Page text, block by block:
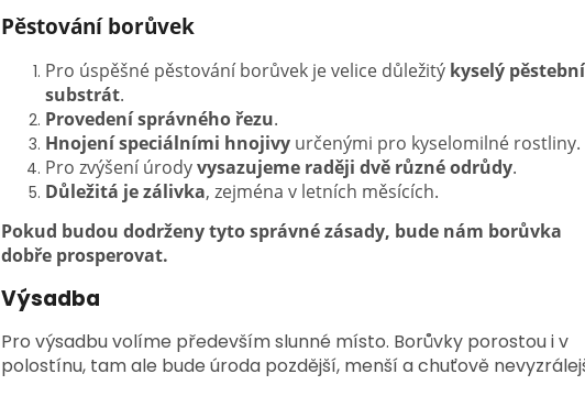
Pěstování borůvek
Pro úspěšné pěstování borůvek je velice důležitý kyselý pěstební
substrát.
Provedení správného řezu.
Hnojení speciálními hnojivy určenými pro kyselomilné rostliny.
Pro zvýšení úrodyvysazujeme raději dvě různé odrůdy.
Důležitá je zálivka, zejména v letních měsících.
Pokud budou dodrženy tyto správné zásady, bude nám borůvka
dobře prosperovat.
Výsadba
Pro výsadbu volíme především slunné místo. Borůvky porostou i v
polostínu, tam ale bude úroda pozdější, menší a chuťově